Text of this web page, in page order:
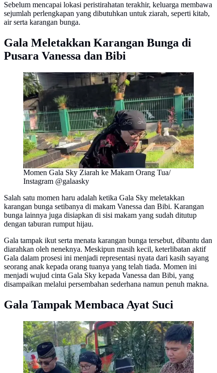
Sebelum mencapai lokasi peristirahatan terakhir, keluarga membawa
sejumlah perlengkapan yang dibutuhkan untuk ziarah, seperti kitab,
air serta karangan bunga.
Gala Meletakkan Karangan Bunga di
Pusara Vanessa dan Bibi
Momen Gala Sky Ziarah ke Makam Orang Tua/
Instagram @galaasky
Salah satu momen haru adalah ketika Gala Sky meletakkan
karangan bunga setibanya di makam Vanessa dan Bibi. Karangan
bunga lainnya juga disiapkan di sisi makam yang sudah ditutup
dengan taburan rumput hijau.
Gala tampak ikut serta menata karangan bunga tersebut, dibantu dan
diarahkan oleh neneknya. Meskipun masih kecil, keterlibatan aktif
Gala dalam prosesi ini menjadi representasi nyata dari kasih sayang
seorang anak kepada orang tuanya yang telah tiada. Momen ini
menjadi wujud cinta Gala Sky kepada Vanessa dan Bibi, yang
disampaikan melalui persembahan sederhana namun penuh makna.
Gala Tampak Membaca Ayat Suci